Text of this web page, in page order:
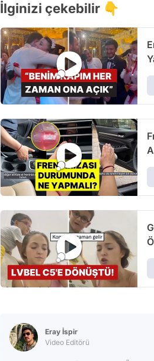
İlginizi çekebilir 👇
Eray İspir
Video Editörü